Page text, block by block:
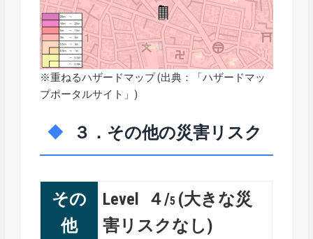
※重ねるハザードマップ (出典：「ハザードマッ
プポータルサイト 」)
３．その他の災害リスク
その
他
Level ４/5 (大きな災
害リスクなし)